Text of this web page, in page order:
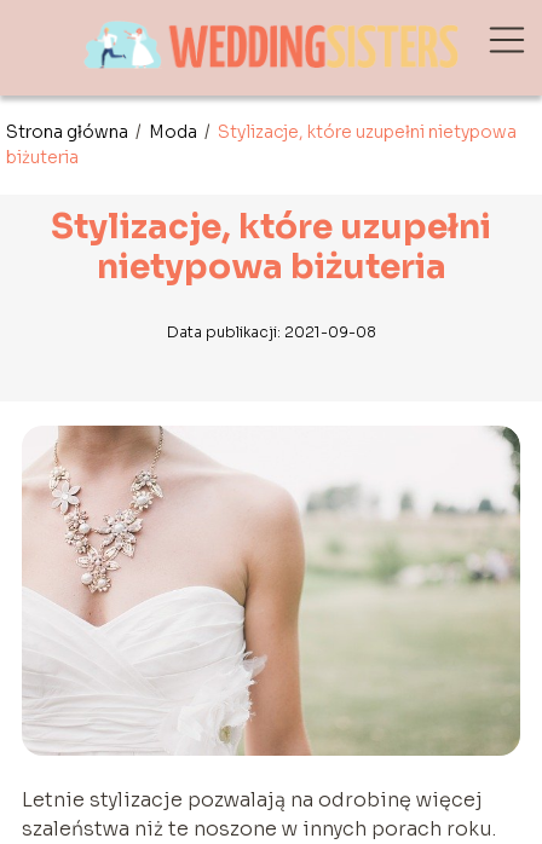
Strona główna / Moda / Stylizacje, które uzupełni nietypowa
biżuteria
Stylizacje, które uzupełni
nietypowa biżuteria
Data publikacji: 2021-09-08
Letnie stylizacje pozwalają na odrobinę więcej
szaleństwa niż te noszone w innych porach roku.